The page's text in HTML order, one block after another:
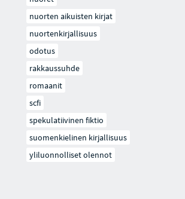
nuorten aikuisten kirjat
nuortenkirjallisuus
odotus
rakkaussuhde
romaanit
scfi
spekulatiivinen fiktio
suomenkielinen kirjallisuus
yliluonnolliset olennot